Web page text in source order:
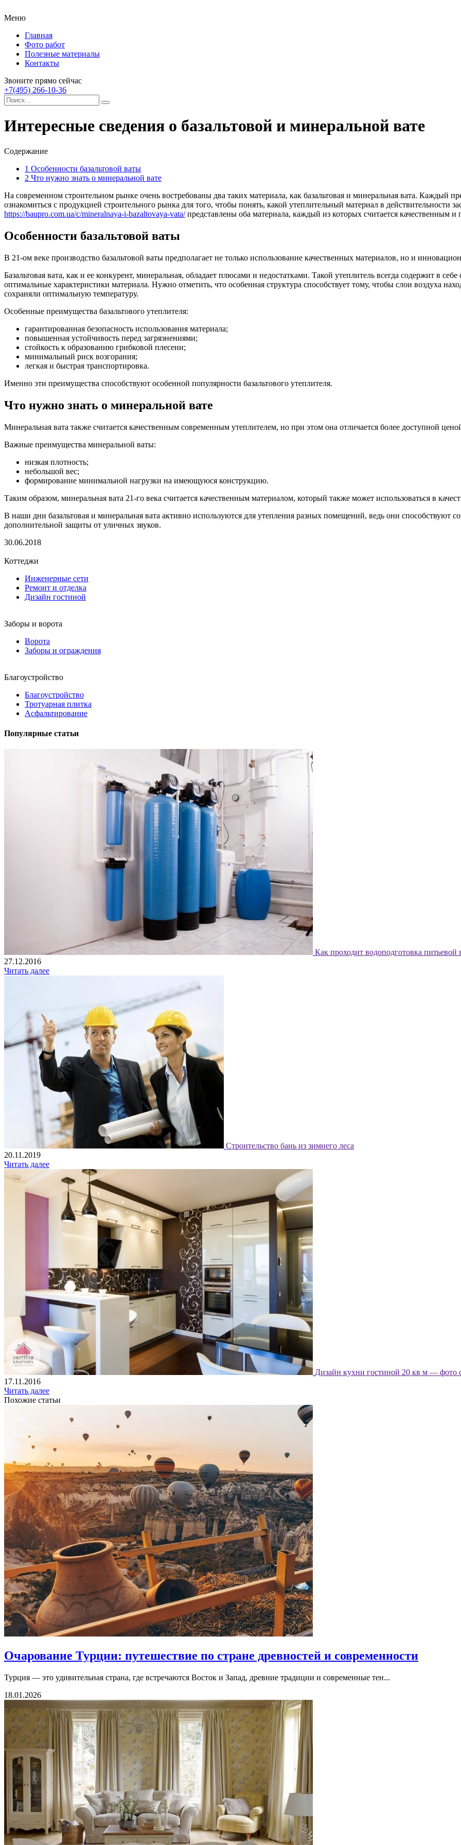
Меню
Главная
Фото работ
Полезные материалы
Контакты
Звоните прямо сейчас
+7(495) 266-10-36
Интересные сведения о базальтовой и минеральной вате
Содержание
1 Особенности базальтовой ваты
2 Что нужно знать о минеральной вате
На современном строительном рынке очень востребованы два таких материала, как базальтовая и минеральная вата. Каждый
ознакомиться с продукцией строительного рынка для того, чтобы понять, какой утеплительный материал в действительности
https://baupro.com.ua/c/mineralnaya-i-bazaltovaya-vata/представлены оба материала, каждый из которых считается качественным
Особенности базальтовой ваты
В 21-ом веке производство базальтовой ваты предполагает не только использование качественных материалов, но и
Базальтовая вата, как и ее конкурент, минеральная, обладает плюсами и недостатками. Такой утеплитель всегда содержит в
оптимальные характеристики материала. Нужно отметить, что особенная структура способствует тому, чтобы слои воздуха
сохраняли оптимальную температуру.
Особенные преимущества базальтового утеплителя:
гарантированная безопасность использования материала;
повышенная устойчивость перед загрязнениями;
стойкость к образованию грибковой плесени;
минимальный риск возгорания;
легкая и быстрая транспортировка.
Именно эти преимущества способствуют особенной популярности базальтового утеплителя.
Что нужно знать о минеральной вате
Минеральная вата также считается качественным современным утеплителем, но при этом она отличается более доступной
Важные преимущества минеральной ваты:
низкая плотность;
небольшой вес;
формирование минимальной нагрузки на имеющуюся конструкцию.
Таким образом, минеральная вата 21-го века считается качественным материалом, который также может использоваться в
В наши дни базальтовая и минеральная вата активно используются для утепления разных помещений, ведь они способствуют
дополнительной защиты от уличных звуков.
30.06.2018
Коттеджи
Инженерные сети
Ремонт и отделка
Дизайн гостиной
Заборы и ворота
Ворота
Заборы и ограждения
Благоустройство
Благоустройство
Тротуарная плитка
Асфальтирование
Популярные статьи
Как проходит водоподготовка питьевой
27.12.2016
Читать далее
Строительство бань из зимнего леса
20.11.2019
Читать далее
Дизайн кухни гостиной 20 кв м — фото
17.11.2016
Читать далее
Похожие статьи
Очарование Турции: путешествие по стране древностей и современности
Турция — это удивительная страна, где встречаются Восток и Запад, древние традиции и современные тен...
18.01.2026